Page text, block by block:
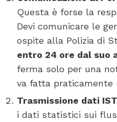
Questa è forse la
Devi comunicare le
ospite alla Polizia di
entro 24 ore dal suo
ferma solo per una
va fatta praticamente
Trasmissione dati
i dati statistici sui